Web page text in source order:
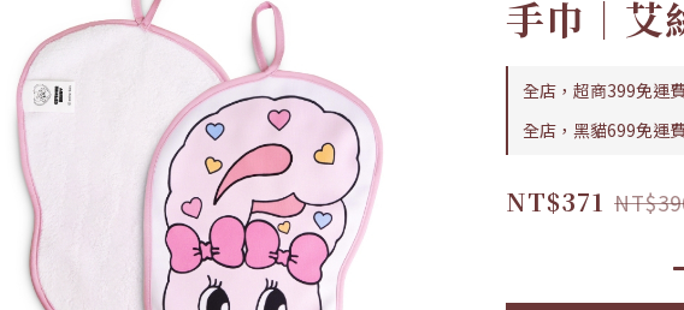
手巾｜艾
全店，超商399免運
全店，黑貓699免運
NT$371